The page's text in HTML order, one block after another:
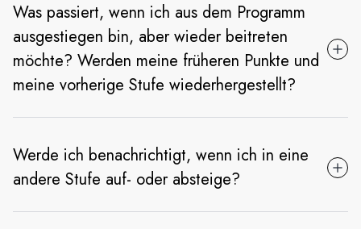
Was passiert, wenn ich aus dem Programm
ausgestiegen bin, aber wieder beitreten
möchte? Werden meine früheren Punkte und
meine vorherige Stufe wiederhergestellt?
Werde ich benachrichtigt, wenn ich in eine
andere Stufe auf- oder absteige?